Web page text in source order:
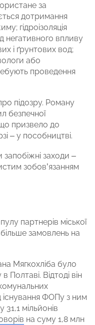
за
дотримання
гідроізоляція
негативного впливу
і ґрунтових вод;
або
проведення
підозру. Роману
безпечної
що призвело до
– у пособництві.
заходи –
зобов’язанням
партнерів міської
замовлень на
Мягкохліба було
Полтаві. Відтоді він
існування ФОПу з ним
31,1 мільйонів
на суму 1,8 млн